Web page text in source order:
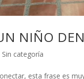
NIÑO
Sin categoría
esta frase es